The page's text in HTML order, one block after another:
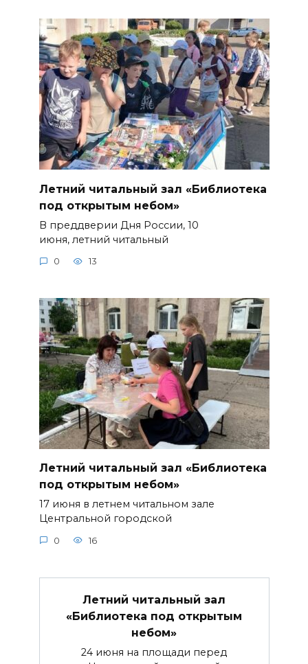
Летний читальный зал «Библиотека
под открытым небом»
В преддверии Дня России, 10
июня, летний читальный
0 13
Летний читальный зал «Библиотека
под открытым небом»
17 июня в летнем читальном зале
Центральной городской
0 16
Летний читальный зал
«Библиотека под открытым
небом»
24 июня на площади перед